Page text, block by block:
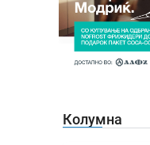
Колумна